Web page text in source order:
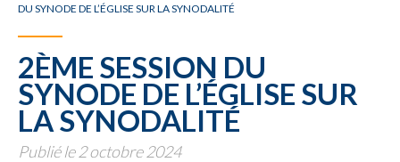
DU SYNODE DE L’ÉGLISE SUR LA SYNODALITÉ
2ÈME SESSION DU
SYNODE DE L’ÉGLISE SUR
LA SYNODALITÉ
Publié le 2 octobre 2024